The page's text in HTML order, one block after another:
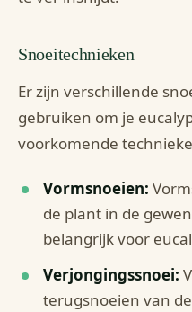
Snoeitechnieken
Er zijn verschillende
gebruiken om je
voorkomende
Vormsnoeien:
de plant in de
belangrijk voor
Verjongingssnoei:
terugsnoeien van